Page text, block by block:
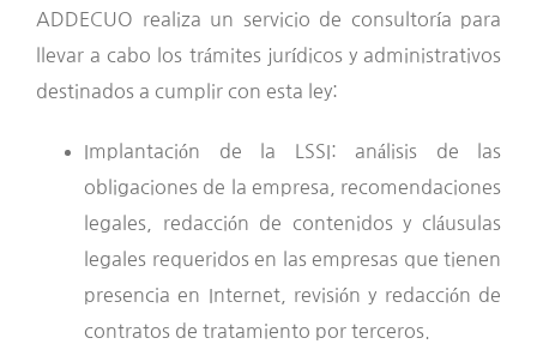
ADDECUO realiza un servicio de consultoría para
llevar a cabo los trámites jurídicos y administrativos
destinados a cumplir con esta ley:
Implantación de la LSSI: análisis de las
obligaciones de la empresa, recomendaciones
legales, redacción de contenidos y cláusulas
legales requeridos en las empresas que tienen
presencia en Internet, revisión y redacción de
contratos de tratamiento por terceros.